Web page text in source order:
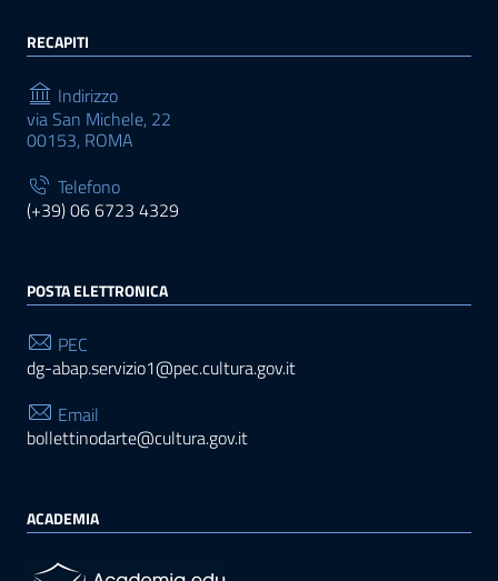
RECAPITI
Indirizzo
via San Michele, 22
00153, ROMA
Telefono
(+39) 06 6723 4329
POSTA ELETTRONICA
PEC
dg-abap.servizio1@pec.cultura.gov.it
Email
bollettinodarte@cultura.gov.it
ACADEMIA